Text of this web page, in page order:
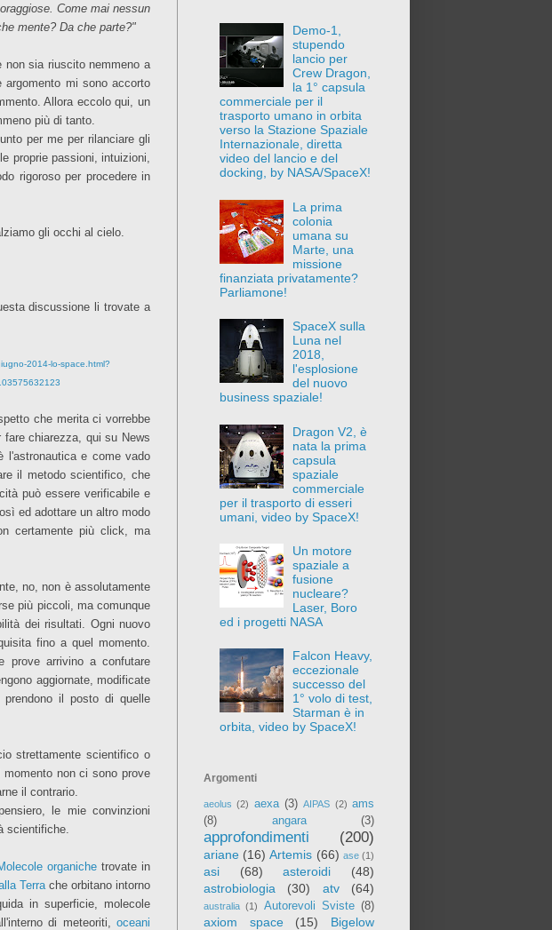
Come mai nessun
mente? Da che parte?"
non sia riuscito nemmeno a
argomento mi sono accorto
Allora eccolo qui, un
più di tanto.
per me per rilanciare gli
proprie passioni, intuizioni,
rigoroso per procedere in
gli occhi al cielo.
discussione li trovate a
2014-lo-space.html?
che merita ci vorrebbe
chiarezza, qui su News
l'astronautica e come vado
il metodo scientifico, che
può essere verificabile e
ed adottare un altro modo
certamente più click, ma
no, non è assolutamente
più piccoli, ma comunque
dei risultati. Ogni nuovo
fino a quel momento.
prove arrivino a confutare
aggiornate, modificate
il posto di quelle
strettamente scientifico o
non ci sono prove
il contrario.
le mie convinzioni
scientifiche.
organiche trovate in
Terrache orbitano intorno
in superficie, molecole
di meteoriti,oceani
Demo-1,
stupendo
lancio per
Crew Dragon,
la 1° capsula
commerciale per il
trasporto umano in orbita
verso la Stazione Spaziale
Internazionale, diretta
video del lancio e del
docking, by NASA/SpaceX!
La prima
colonia
umana su
Marte, una
missione
finanziata privatamente?
Parliamone!
SpaceX sulla
Luna nel
2018,
l'esplosione
del nuovo
business spaziale!
Dragon V2, è
nata la prima
capsula
spaziale
commerciale
per il trasporto di esseri
umani, video by SpaceX!
Un motore
spaziale a
fusione
nucleare?
Laser, Boro
ed i progetti NASA
Falcon Heavy,
eccezionale
successo del
1° volo di test,
Starman è in
orbita, video by SpaceX!
Argomenti
aeolus (2) aexa (3) AIPAS (2) ams
(8)
angara (3)
approfondimenti (200)
ariane (16) Artemis (66) ase (1)
asi (68) asteroidi
(48)
astrobiologia
(30) atv (64)
australia (1) Autorevoli Sviste (8)
axiom space (15)
Bigelow